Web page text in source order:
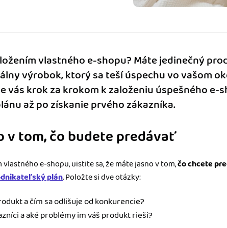
vlastného e-shopu? Máte jedinečný
výrobok, ktorý sa teší úspechu vo vašom
vás krok za krokom k založeniu úspešného e-
až po získanie prvého zákazníka.
v tom, čo budete predávať
e-shopu, uistite sa, že máte jasno v tom,čo chcete
plán. Položte si dve otázky:
a čím sa odlišuje od konkurencie?
a aké problémy im váš produkt rieši?